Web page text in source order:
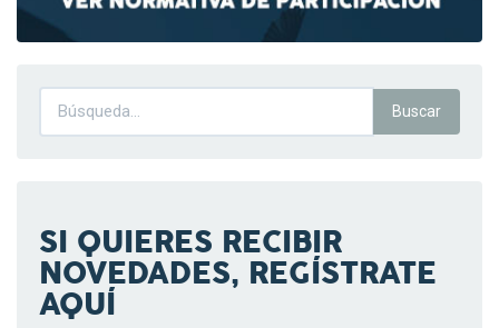
SI QUIERES RECIBIR
NOVEDADES, REGÍSTRATE
AQUÍ